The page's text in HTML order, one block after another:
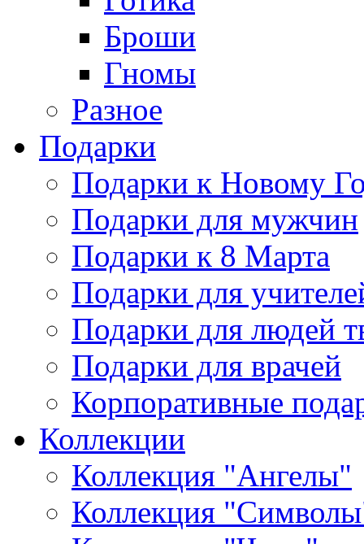
Броши
Гномы
Разное
Подарки
Подарки к Новому
Подарки для мужчин
Подарки к 8 Марта
Подарки для
Подарки для людей
Подарки для врачей
Корпоративные
Коллекции
Коллекция "Ангелы"
Коллекция